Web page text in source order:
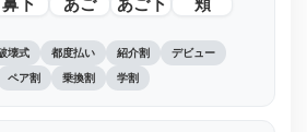
鼻下 あご あご下
頬
壊式 都度払い 紹介割 デビュー
ペア割 乗換割 学割